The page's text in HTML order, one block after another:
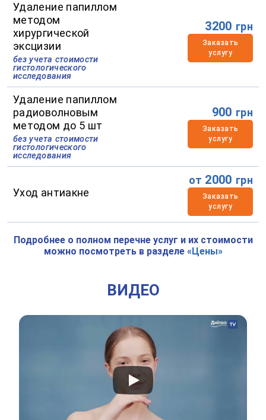
Удаление папиллом
методом
хирургической
эксцизии
без учета стоимости
гистологического
исследования
3200 грн
Заказать
услугу
Удаление папиллом
радиоволновым
методом до 5 шт
без учета стоимости
гистологического
исследования
900 грн
Заказать
услугу
Уход антиакне
от 2000 грн
Заказать
услугу
Подробнее о полном перечне услуг и их стоимости
можно посмотреть в разделе «Цены»
ВИДЕО